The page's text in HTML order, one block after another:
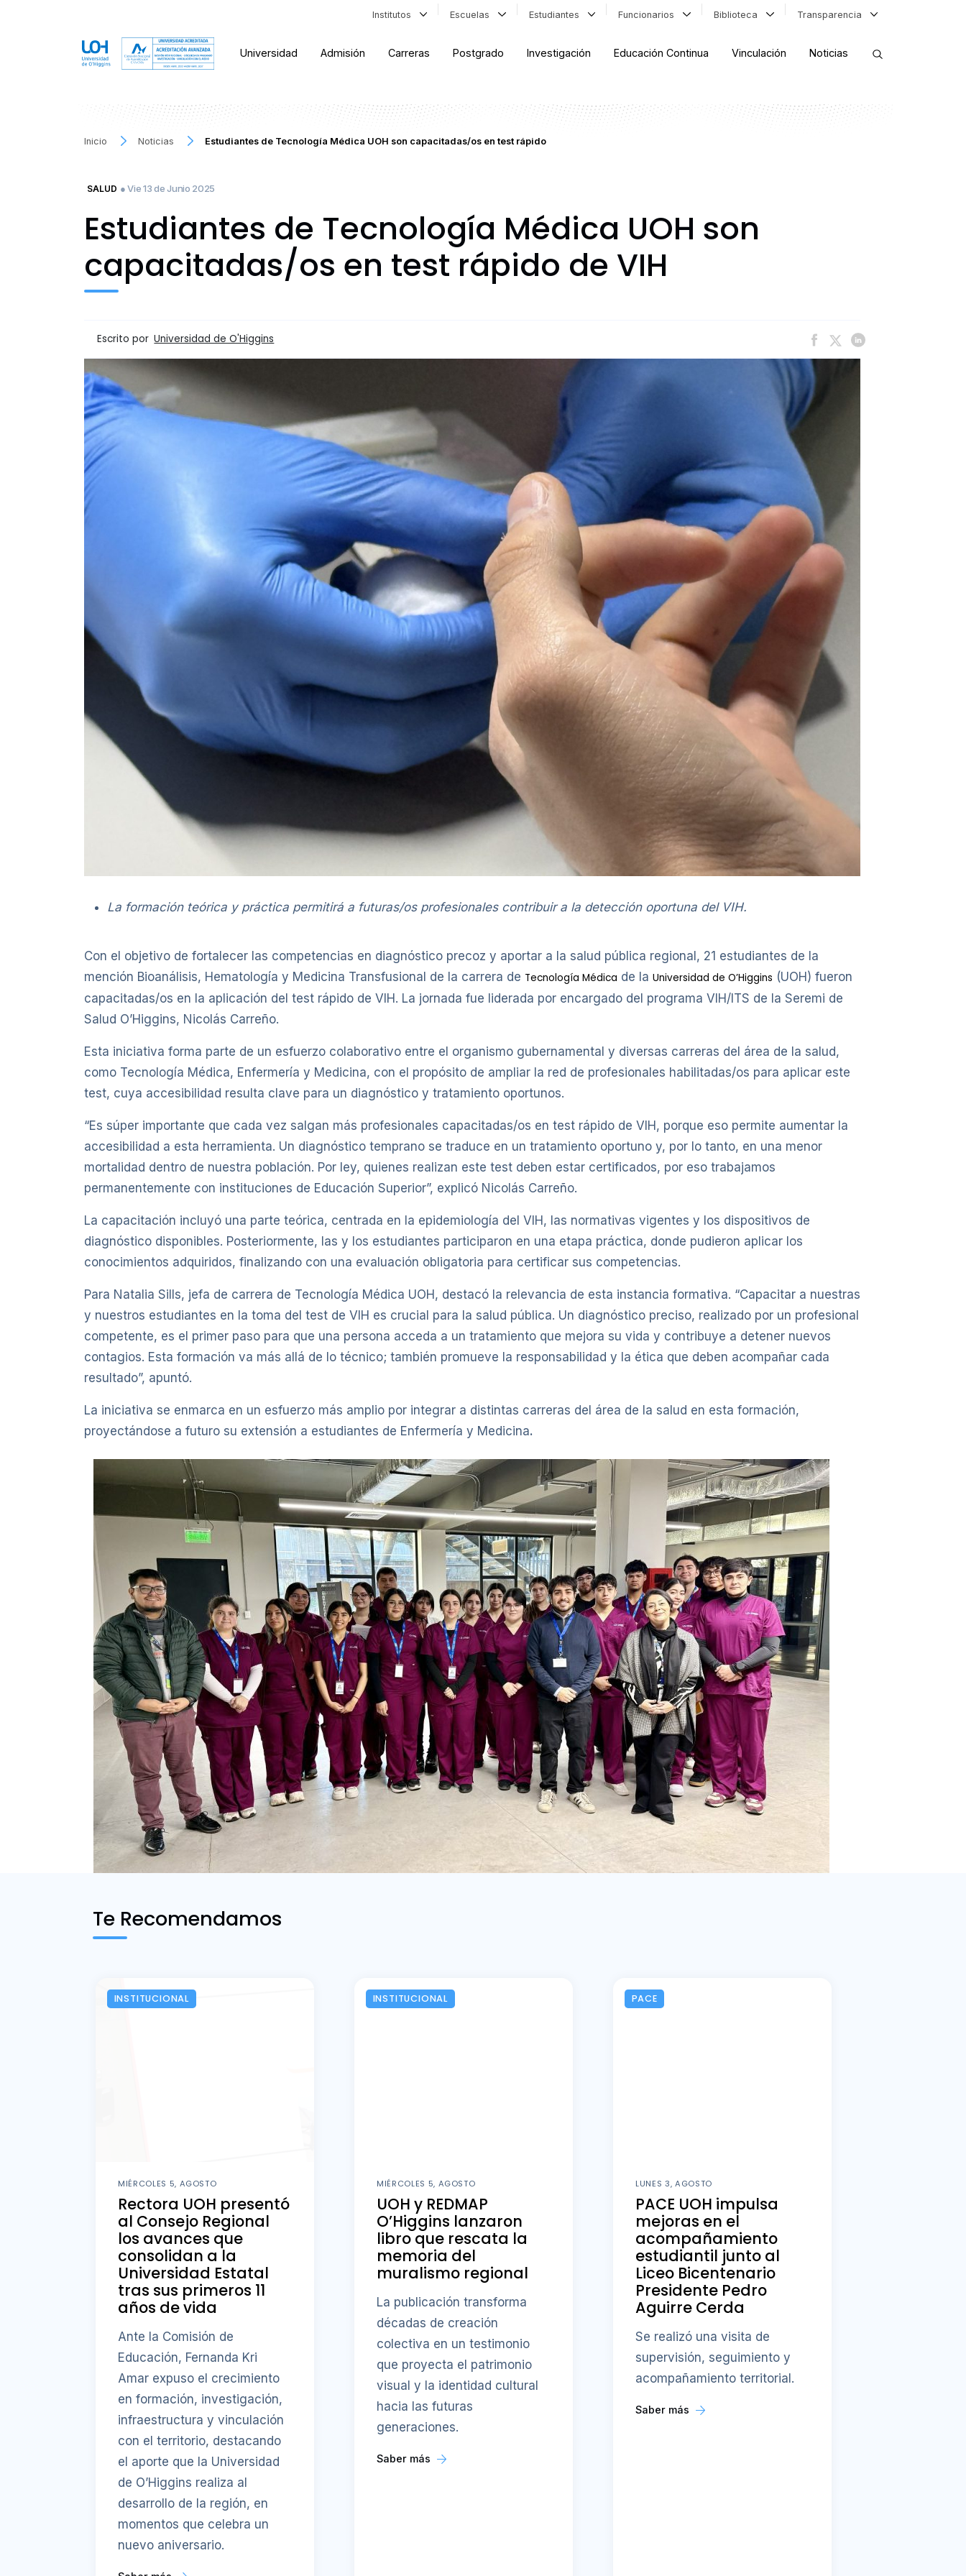
Institutos Escuelas Estudiantes Funcionarios Biblioteca Transparencia
Universidad Admisión Carreras Postgrado Investigación Educación Continua Vinculación Noticias
Inicio Noticias Estudiantes de Tecnología Médica UOH son capacitadas/os en test rápido
SALUD ● Vie 13 de Junio 2025
Estudiantes de Tecnología Médica UOH son
capacitadas/os en test rápido de VIH
Escrito por Universidad de O'Higgins
La formación teórica y práctica permitirá a futuras/os profesionales contribuir a la detección oportuna del VIH.
Con el objetivo de fortalecer las competencias en diagnóstico precoz y aportar a la salud pública regional, 21 estudiantes de la
mención Bioanálisis, Hematología y Medicina Transfusional de la carrera de Tecnología Médica de la Universidad de O’Higgins (UOH) fueron
capacitadas/os en la aplicación del test rápido de VIH. La jornada fue liderada por encargado del programa VIH/ITS de la Seremi de
Salud O’Higgins, Nicolás Carreño.
Esta iniciativa forma parte de un esfuerzo colaborativo entre el organismo gubernamental y diversas carreras del área de la salud,
como Tecnología Médica, Enfermería y Medicina, con el propósito de ampliar la red de profesionales habilitadas/os para aplicar este
test, cuya accesibilidad resulta clave para un diagnóstico y tratamiento oportunos.
“Es súper importante que cada vez salgan más profesionales capacitadas/os en test rápido de VIH, porque eso permite aumentar la
accesibilidad a esta herramienta. Un diagnóstico temprano se traduce en un tratamiento oportuno y, por lo tanto, en una menor
mortalidad dentro de nuestra población. Por ley, quienes realizan este test deben estar certificados, por eso trabajamos
permanentemente con instituciones de Educación Superior”, explicó Nicolás Carreño.
La capacitación incluyó una parte teórica, centrada en la epidemiología del VIH, las normativas vigentes y los dispositivos de
diagnóstico disponibles. Posteriormente, las y los estudiantes participaron en una etapa práctica, donde pudieron aplicar los
conocimientos adquiridos, finalizando con una evaluación obligatoria para certificar sus competencias.
Para Natalia Sills, jefa de carrera de Tecnología Médica UOH, destacó la relevancia de esta instancia formativa. “Capacitar a nuestras
y nuestros estudiantes en la toma del test de VIH es crucial para la salud pública. Un diagnóstico preciso, realizado por un profesional
competente, es el primer paso para que una persona acceda a un tratamiento que mejora su vida y contribuye a detener nuevos
contagios. Esta formación va más allá de lo técnico; también promueve la responsabilidad y la ética que deben acompañar cada
resultado”, apuntó.
La iniciativa se enmarca en un esfuerzo más amplio por integrar a distintas carreras del área de la salud en esta formación,
proyectándose a futuro su extensión a estudiantes de Enfermería y Medicina.
Te Recomendamos
INSTITUCIONAL
MIÉRCOLES 5, AGOSTO
Rectora UOH presentó
al Consejo Regional
los avances que
consolidan a la
Universidad Estatal
tras sus primeros 11
años de vida
Ante la Comisión de
Educación, Fernanda Kri
Amar expuso el crecimiento
en formación, investigación,
infraestructura y vinculación
con el territorio, destacando
el aporte que la Universidad
de O’Higgins realiza al
desarrollo de la región, en
momentos que celebra un
nuevo aniversario.
INSTITUCIONAL
MIÉRCOLES 5, AGOSTO
UOH y REDMAP
O’Higgins lanzaron
libro que rescata la
memoria del
muralismo regional
La publicación transforma
décadas de creación
colectiva en un testimonio
que proyecta el patrimonio
visual y la identidad cultural
hacia las futuras
generaciones.
Saber más
PACE
LUNES 3, AGOSTO
PACE UOH impulsa
mejoras en el
acompañamiento
estudiantil junto al
Liceo Bicentenario
Presidente Pedro
Aguirre Cerda
Se realizó una visita de
supervisión, seguimiento y
acompañamiento territorial.
Saber más